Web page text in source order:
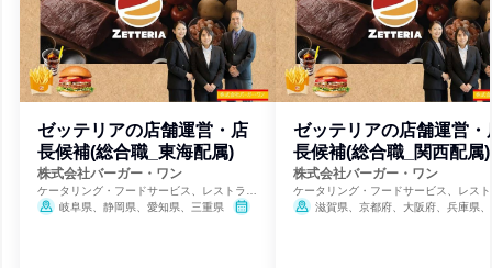
ゼッテリアの店舗運営・店
長候補(総合職_東海配属)
株式会社バーガー・ワン
ケータリング・フードサービス、レストラ
ン・カフェ、食品・飲料メーカー
岐阜県、静岡県、愛知県、三重県
ゼッテリアの店舗運営・
長候補(総合職_関西配属)
株式会社バーガー・ワン
ケータリング・フードサービス、レス
ン・カフェ、食品・飲料メーカー
滋賀県、京都府、大阪府、兵庫県